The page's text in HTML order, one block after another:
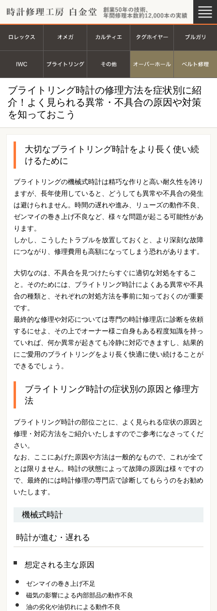
時計修理工房 白金堂（時計修理
創業44
ブライトリング時計の修理方法を症状別に紹
介！よく見られる異常・不具合の原因や対策
を知っておこう
大切なブライトリング時計をより長く使い続
けるために
ブライトリングの機械式時計は精巧な作りと高い耐久性を誇り
ますが、長年使用していると、どうしても異常や不具合の発生
は避けられません。時間の遅れや進み、リューズの動作不良、
ゼンマイの巻き上げ不良など、様々な問題が起こる可能性があ
ります。
しかし、こうしたトラブルを放置しておくと、より深刻な故障
につながり、修理費用も高額になってしまう恐れがあります。
大切なのは、不具合を見つけたらすぐに適切な対処をするこ
と。そのためには、ブライトリング時計によくある異常や不具
合の種類と、それぞれの対処方法を事前に知っておくのが重要
です。
最終的な修理や対応については専門の時計修理店に診断を依頼
するにせよ、その上でオーナー様ご自身もある程度知識を持っ
ていれば、何か異常が起きても冷静に対応できますし、結果的
にご愛用のブライトリングをより長く快適に使い続けることが
できるでしょう。
ブライトリング時計の症状別の原因と修理方
法
ブライトリング時計の部位ごとに、よく見られる症状の原因と
修理・対応方法をご紹介いたしますのでご参考になさってくだ
さい。
なお、ここにあげた原因や方法は一般的なもので、これが全て
とは限りません。時計の状態によって故障の原因は様々ですの
で、最終的には時計修理の専門店で診断してもらうのをお勧め
いたします。
機械式時計
時計が進む・遅れる
想定される主な原因
ゼンマイの巻き上げ不足
磁気の影響による内部部品の動作不良
油の劣化や油切れによる動作不良